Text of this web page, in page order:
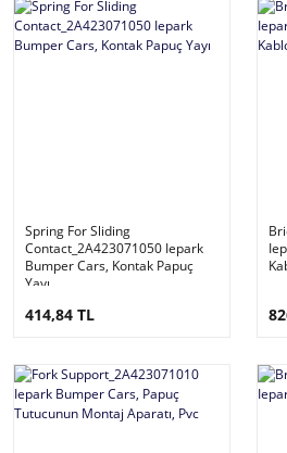
Spring For Sliding
Contact_2A423071050 Iepark
Bumper Cars, Kontak Papuç
Yayı
414,84 TL